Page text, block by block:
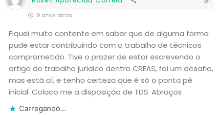
9 anos atrás
Fiquei muito contente em saber que de alguma forma
pude estar contribuindo com o trabalho de técnicos
comprometido. Tive o prazer de estar escrevendo o
artigo do trabalho jurídico dentro CREAS, foi um desafio,
mas está aí, e tenho certeza que é só o ponta pé
inicial. Coloco me a disposição de TDS. Abraços
Carregando...